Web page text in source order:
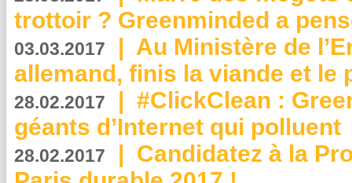
trottoir ? Greenminded a
03.03.2017 | Au Ministère de
allemand, finis la viande et le
28.02.2017 | #ClickClean :
géants d’Internet qui polluent
28.02.2017 | Candidatez à la